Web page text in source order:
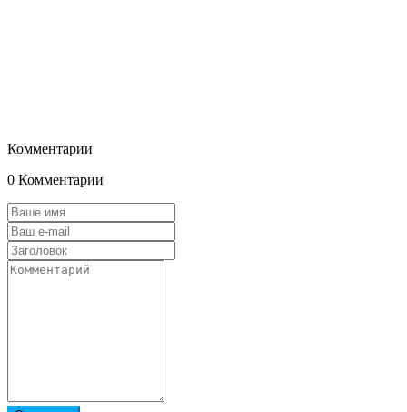
Комментарии
0 Комментарии